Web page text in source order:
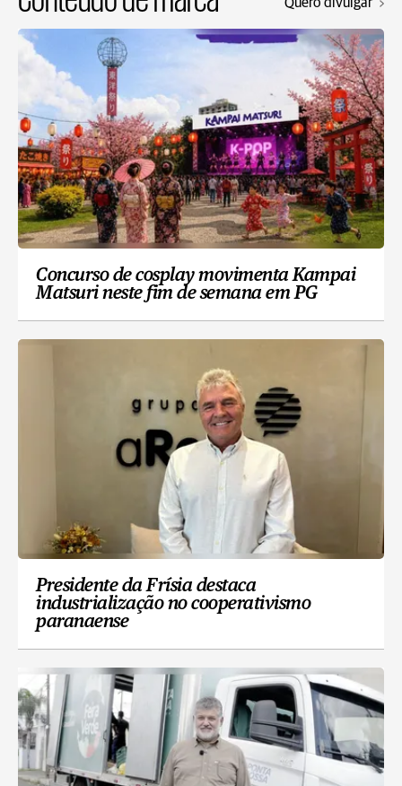
Concurso de cosplay movimenta Kampai
Matsuri neste fim de semana em PG
Presidente da Frísia destaca
industrialização no cooperativismo
paranaense